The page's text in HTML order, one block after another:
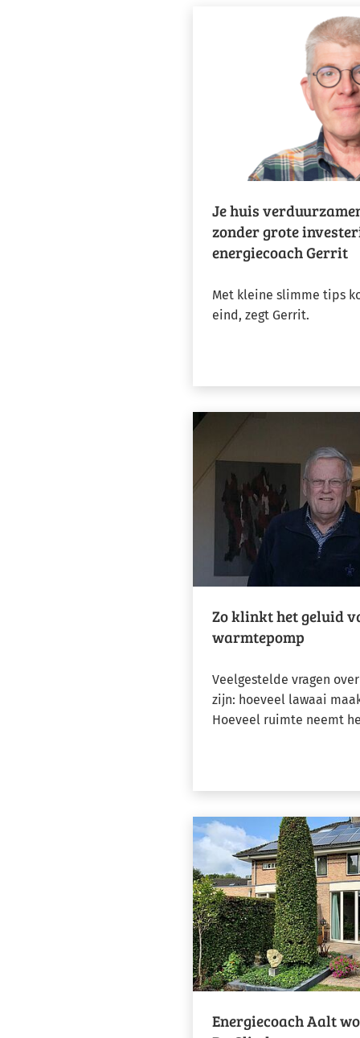
Je huis
zonder grote
energiecoach Gerrit
Met kleine slimme tips
eind, zegt Gerrit.
Zo klinkt het geluid
warmtepomp
Veelgestelde vragen
zijn: hoeveel lawaai
Hoeveel ruimte neemt
Energiecoach Aalt